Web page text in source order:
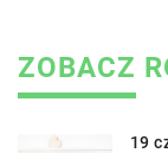
ZOBACZ
19